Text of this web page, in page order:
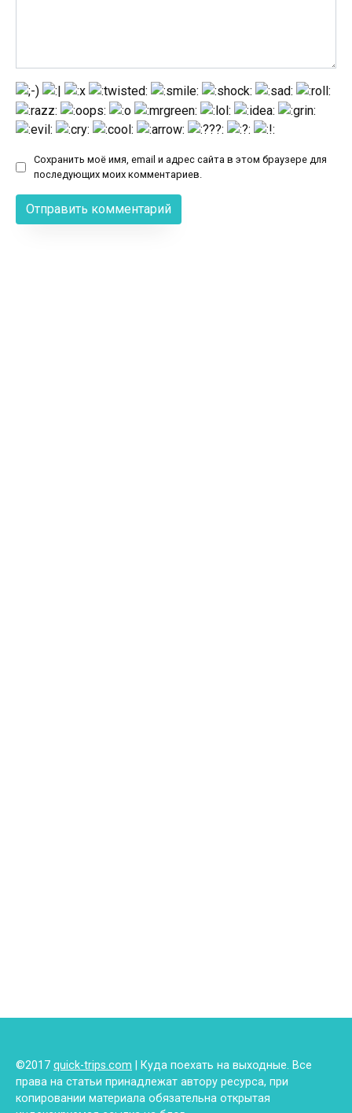
Сохранить моё имя, email и адрес сайта в этом браузере для
последующих моих комментариев.
©2017 quick-trips.com | Куда поехать на выходные. Все
права на статьи принадлежат автору ресурса, при
копировании материала обязательна открытая